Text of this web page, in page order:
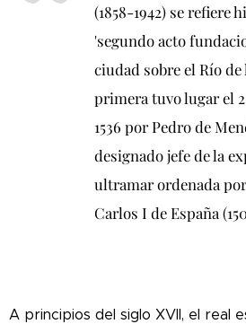
(1858-1942) se refiere
'segundo acto
ciudad sobre el Río de
primera tuvo lugar el
1536 por Pedro de
designado jefe de la
ultramar ordenada
Carlos I de España
A principios del siglo XVII, el real